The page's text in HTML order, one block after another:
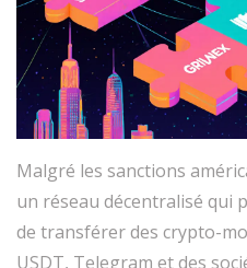
Malgré les sanctions
un réseau décentralisé qui
de transférer des crypto-
USDT, Telegram et des